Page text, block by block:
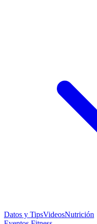
Datos y TipsVideosNutrición